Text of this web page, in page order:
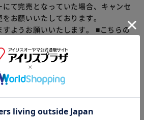
て完売となっていた場合、キャンセ
お願いいたしております。
ようお願いいたします。 ■こちらの